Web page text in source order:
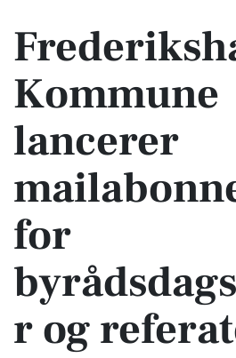
Kommune
lancerer
for
r og